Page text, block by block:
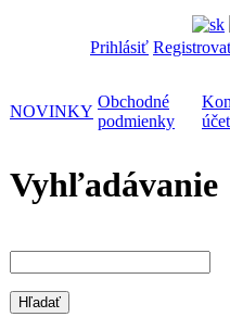
Prihlásiť
NOVINKY
Obchodné
podmienky
účet
Vyhľadávanie